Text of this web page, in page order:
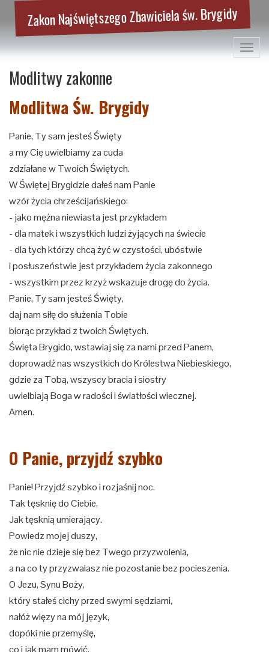
Zakon Najświętszego Zbawiciela św. Brygidy
Modlitwy zakonne
Modlitwa Św. Brygidy
Panie, Ty sam jesteś Święty
a my Cię uwielbiamy za cuda
zdziałane w Twoich Świętych.
W Świętej Brygidzie dałeś nam Panie
wzór życia chrześcijańskiego:
- jako mężna niewiasta jest przykładem
- dla matek i wszystkich ludzi żyjących na świecie
- dla tych którzy chcą żyć w czystości, ubóstwie
i posłuszeństwie jest przykładem życia zakonnego
- wszystkim przez krzyż wskazuje drogę do życia.
Panie, Ty sam jesteś Święty,
daj nam siłę do służenia Tobie
biorąc przykład z twoich Świętych.
Święta Brygido, wstawiaj się za nami przed Panem,
doprowadź nas wszystkich do Królestwa Niebieskiego,
gdzie za Tobą, wszyscy bracia i siostry
uwielbiają Boga w radości i światłości wiecznej.
Amen.
O Panie, przyjdź szybko
Panie! Przyjdź szybko i rozjaśnij noc.
Tak tęsknię do Ciebie,
Jak tęsknią umierający.
Powiedz mojej duszy,
że nic nie dzieje się bez Twego przyzwolenia,
a na co ty przyzwalasz nie pozostanie bez pocieszenia.
O Jezu, Synu Boży,
który stałeś cichy przed swymi sędziami,
nałóż więzy na mój język,
dopóki nie przemyślę,
co i jak mam mówić.